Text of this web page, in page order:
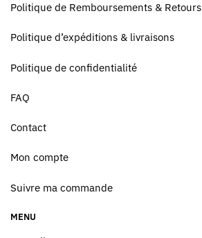
Politique de Remboursements & Retours
Politique d’expéditions & livraisons
Politique de confidentialité
FAQ
Contact
Mon compte
Suivre ma commande
MENU